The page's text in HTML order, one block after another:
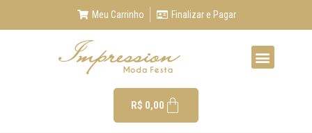
Meu Carrinho Finalizar e Pagar
R$ 0,00